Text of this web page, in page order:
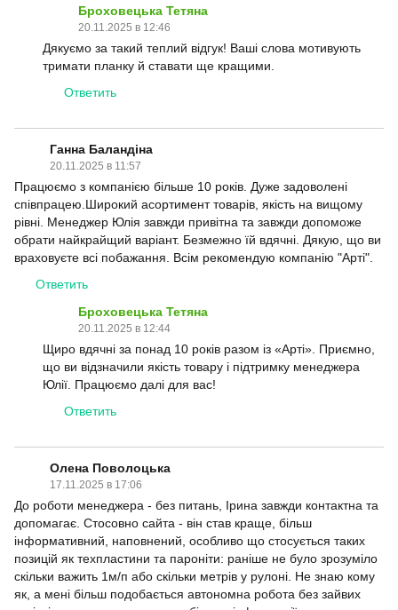
Броховецька Тетяна
20.11.2025 в 12:46
Дякуємо за такий теплий відгук! Ваші слова мотивують
тримати планку й ставати ще кращими.
Ответить
Ганна Баландіна
20.11.2025 в 11:57
Працюємо з компанією більше 10 років. Дуже задоволені
співпрацею.Широкий асортимент товарів, якість на вищому
рівні. Менеджер Юлія завжди привітна та завжди допоможе
обрати найкрайщий варіант. Безмежно їй вдячні. Дякую, що ви
враховуєте всі побажання. Всім рекомендую компанію "Арті".
Ответить
Броховецька Тетяна
20.11.2025 в 12:44
Щиро вдячні за понад 10 років разом із «Арті». Приємно,
що ви відзначили якість товару і підтримку менеджера
Юлії. Працюємо далі для вас!
Ответить
Олена Поволоцька
17.11.2025 в 17:06
До роботи менеджера - без питань, Ірина завжди контактна та
допомагає. Стосовно сайта - він став краще, більш
інформативний, наповнений, особливо що стосується таких
позицій як техпластини та пароніти: раніше не було зрозуміло
скільки важить 1м/п або скільки метрів у рулоні. Не знаю кому
як, а мені більш подобається автономна робота без зайвих